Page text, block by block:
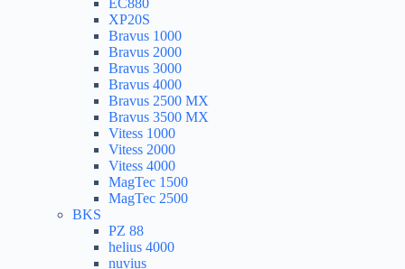
EC880
XP20S
Bravus 1000
Bravus 2000
Bravus 3000
Bravus 4000
Bravus 2500 MX
Bravus 3500 MX
Vitess 1000
Vitess 2000
Vitess 4000
MagTec 1500
MagTec 2500
BKS
PZ 88
helius 4000
nuvius